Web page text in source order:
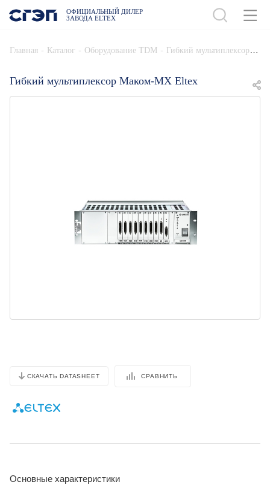
ОФИЦИАЛЬНЫЙ ДИЛЕР
ЗАВОДА ELTEX
Главная - Каталог - Оборудование TDM - Гибкий мультиплексор
Гибкий мультиплексор Маком-МX Eltex
СКАЧАТЬ DATASHEET СРАВНИТЬ
Основные характеристики